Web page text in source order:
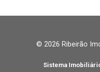
© 2026 Ribeirão
Sistema